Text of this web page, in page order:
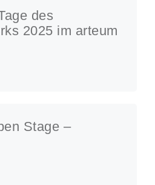
des
2025 im arteum
Stage –